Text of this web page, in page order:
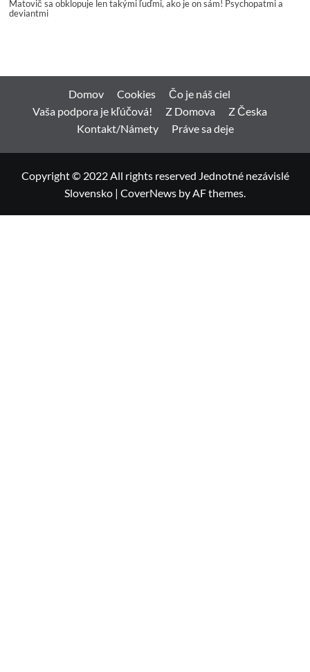
Matovič sa obklopuje len takými ľuďmi, ako je on sám! Psychopatmi a
deviantmi
Domov Cookies
Čo je náš ciel
Vaša podpora je kľúčová!
Z Domova
Z Česka
Kontakt/Námety
Práve sa deje
Copyright © 2022 All rights reserved Jednotné nezávislé
Slovensko | CoverNews by AF themes.